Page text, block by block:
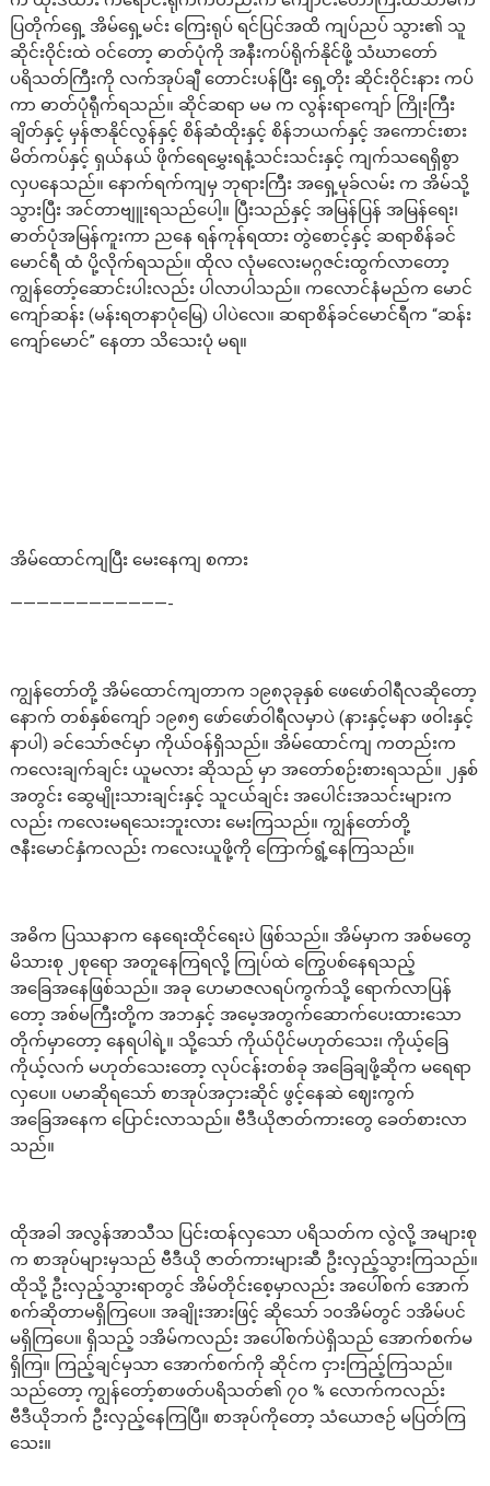
ပြတိုက်ရှေ့ အိမ်ရှေ့မင်း ကြေးရုပ် ရင်ပြင်အထိ ကျပ်ညပ် သွား၏ သူ
ဆိုင်းဝိုင်းထဲ ဝင်တော့ ဓာတ်ပုံကို အနီးကပ်ရိုက်နိုင်ဖို့ သံဃာတော်
ပရိသတ်ကြီးကို လက်အုပ်ချီ တောင်းပန်ပြီး ရှေ့တိုး ဆိုင်းဝိုင်းနား ကပ်
ကာ ဓာတ်ပုံရီုက်ရသည်။ ဆိုင်ဆရာ မမ က လွန်းရာကျော် ကြိုးကြီး
ချိတ်နှင့် မှန်ဇာနိုင်လွန်နှင့် စိန်ဆံထိုးနှင့် စိန်ဘယက်နှင့် အကောင်းစား
မိတ်ကပ်နှင့် ရှယ်နယ် ဖိုက်ရေမွှေးရနံ့သင်းသင်းနှင့် ကျက်သရေရှိစွာ
လှပနေသည်။ နောက်ရက်ကျမှ ဘုရားကြီး အရှေ့မုခ်လမ်း က အိမ်သို့
သွားပြီး အင်တာဗျူးရသည်ပေါ့။ ပြီးသည်နှင့် အမြန်ပြန် အမြန်ရေး၊
ဓာတ်ပုံအမြန်ကူးကာ ညနေ ရန်ကုန်ရထား တွဲစောင့်နှင့် ဆရာစိန်ခင်
မောင်ရီ ထံ ပို့လိုက်ရသည်။ ထိုလ လုံမလေးမဂ္ဂဇင်းထွက်လာတော့
ကျွန်တော့်ဆောင်းပါးလည်း ပါလာပါသည်။ ကလောင်နံမည်က မောင်
ကျော်ဆန်း (မန်းရတနာပုံမြေ) ပါပဲလေ။ ဆရာစိန်ခင်မောင်ရီက “ဆန်း
ကျော်မောင်” နေတာ သိသေးပုံ မရ။
အိမ်ထောင်ကျပြီး မေးနေကျ စကား
————————————-
ကျွန်တော်တို့ အိမ်ထောင်ကျတာက ၁၉၈၃ခုနှစ် ဖေဖော်ဝါရီလဆိုတော့
နောက် တစ်နှစ်ကျော် ၁၉၈၅ ဖော်ဖော်ဝါရီလမှာပဲ (နားနှင့်မနာ ဖဝါးနှင့်
နာပါ) ခင်သော်ဇင်မှာ ကိုယ်ဝန်ရှိသည်။ အိမ်ထောင်ကျ ကတည်းက
ကလေးချက်ချင်း ယူမလား ဆိုသည် မှာ အတော်စဉ်းစားရသည်။ ၂နှစ်
အတွင်း ဆွေမျိုးသားချင်းနှင့် သူငယ်ချင်း အပေါင်းအသင်းများက
လည်း ကလေးမရသေးဘူးလား မေးကြသည်။ ကျွန်တော်တို့
ဇနီးမောင်နှံကလည်း ကလေးယူဖို့ကို ကြောက်ရွံ့နေကြသည်။
အဓိက ပြဿနာက နေရေးထိုင်ရေးပဲ ဖြစ်သည်။ အိမ်မှာက အစ်မတွေ
မိသားစု ၂စုရော အတူနေကြရလို့ ကြုပ်ထဲ ကြွေပစ်နေရသည့်
အခြေအနေဖြစ်သည်။ အခု ဟေမာဇလရပ်ကွက်သို့ ရောက်လာပြန်
တော့ အစ်မကြီးတို့က အဘနှင့် အမေ့အတွက်ဆောက်ပေးထားသော
တိုက်မှာတော့ နေရပါရဲ့။ သို့သော် ကိုယ်ပိုင်မဟုတ်သေး၊ ကိုယ့်ခြေ
ကိုယ့်လက် မဟုတ်သေးတော့ လုပ်ငန်းတစ်ခု အခြေချဖို့ဆိုက မရေရာ
လှပေ။ ပမာဆိုရသော် စာအုပ်အငှားဆိုင် ဖွင့်နေဆဲ ဈေးကွက်
အခြေအနေက ပြောင်းလာသည်။ ဗီဒီယိုဇာတ်ကားတွေ ခေတ်စားလာ
သည်။
ထိုအခါ အလွန်အာသီသ ပြင်းထန်လှသော ပရိသတ်က လွဲလို့ အများစု
က စာအုပ်များမှသည် ဗီဒီယို ဇာတ်ကားများဆီ ဦးလှည့်သွားကြသည်။
ထိုသို့ ဦးလှည့်သွားရာတွင် အိမ်တိုင်းစေ့မှာလည်း အပေါ်စက် အောက်
စက်ဆိုတာမရှိကြပေ။ အချိုးအားဖြင့် ဆိုသော် ၁၀အိမ်တွင် ၁အိမ်ပင်
မရှိကြပေ။ ရှိသည့် ၁အိမ်ကလည်း အပေါ်စက်ပဲရှိသည် အောက်စက်မ
ရှိကြ။ ကြည့်ချင်မှသာ အောက်စက်ကို ဆိုင်က ငှားကြည့်ကြသည်။
သည်တော့ ကျွန်တော့်စာဖတ်ပရိသတ်၏ ၇၀ % လောက်ကလည်း
ဗီဒီယိုဘက် ဦးလှည့်နေကြပြီ။ စာအုပ်ကိုတော့ သံယောဇဉ် မပြတ်ကြ
သေး။